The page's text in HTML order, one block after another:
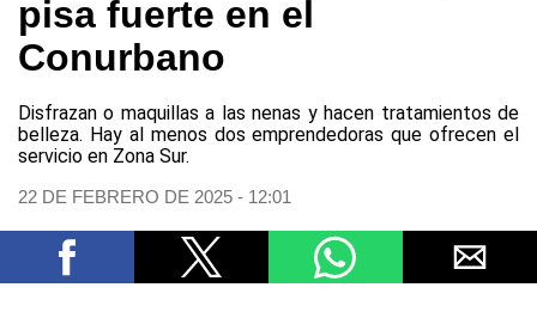
pisa fuerte en el
Conurbano
Disfrazan o maquillas a las nenas y hacen tratamientos de
belleza. Hay al menos dos emprendedoras que ofrecen el
servicio en Zona Sur.
22 DE FEBRERO DE 2025 - 12:01